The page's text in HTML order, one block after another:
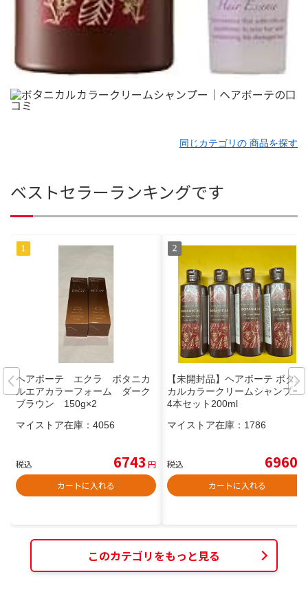
同じカテゴリの 商品を探す
ベストセラーランキングです
ヘアボーテ エクラ ボタニカ
ルエアカラーフォーム ダーク
ブラウン 150g×2
マイストア在庫： 4056
税込 6743 円
カートに入れる
【未開封品】ヘアボーテ ボタニ
カルカラークリームシャンプー
4本セット200ml
マイストア在庫： 1786
税込 6960
カートに入れる
このカテゴリをもっと見る